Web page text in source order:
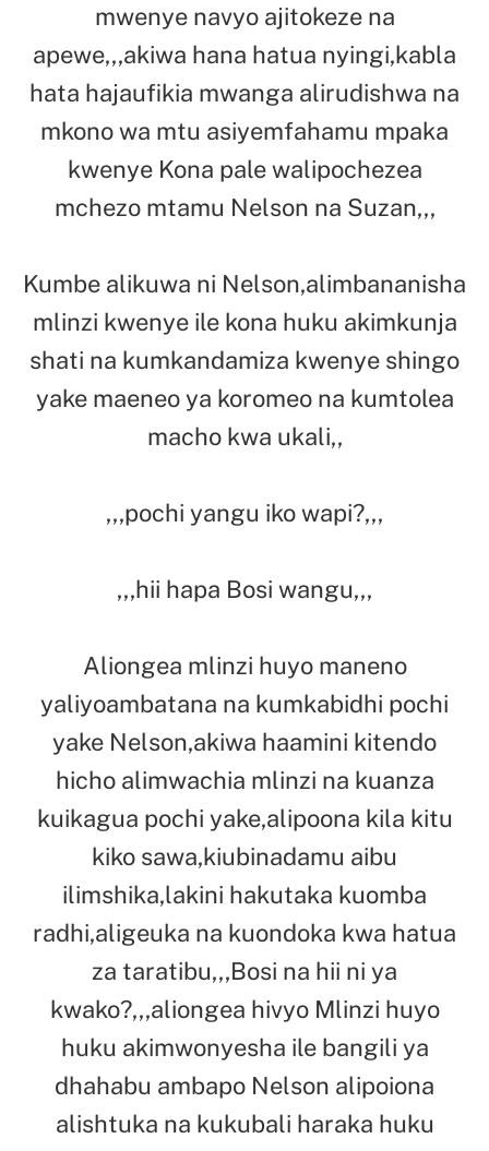
mwenye navyo ajitokeze na
apewe,,,akiwa hana hatua nyingi,kabla
hata hajaufikia mwanga alirudishwa na
mkono wa mtu asiyemfahamu mpaka
kwenye Kona pale walipochezea
mchezo mtamu Nelson na Suzan,,,
Kumbe alikuwa ni Nelson,alimbananisha
mlinzi kwenye ile kona huku akimkunja
shati na kumkandamiza kwenye shingo
yake maeneo ya koromeo na kumtolea
macho kwa ukali,,
,,,pochi yangu iko wapi?,,,
,,,hii hapa Bosi wangu,,,
Aliongea mlinzi huyo maneno
yaliyoambatana na kumkabidhi pochi
yake Nelson,akiwa haamini kitendo
hicho alimwachia mlinzi na kuanza
kuikagua pochi yake,alipoona kila kitu
kiko sawa,kiubinadamu aibu
ilimshika,lakini hakutaka kuomba
radhi,aligeuka na kuondoka kwa hatua
za taratibu,,,Bosi na hii ni ya
kwako?,,,aliongea hivyo Mlinzi huyo
huku akimwonyesha ile bangili ya
dhahabu ambapo Nelson alipoiona
alishtuka na kukubali haraka huku